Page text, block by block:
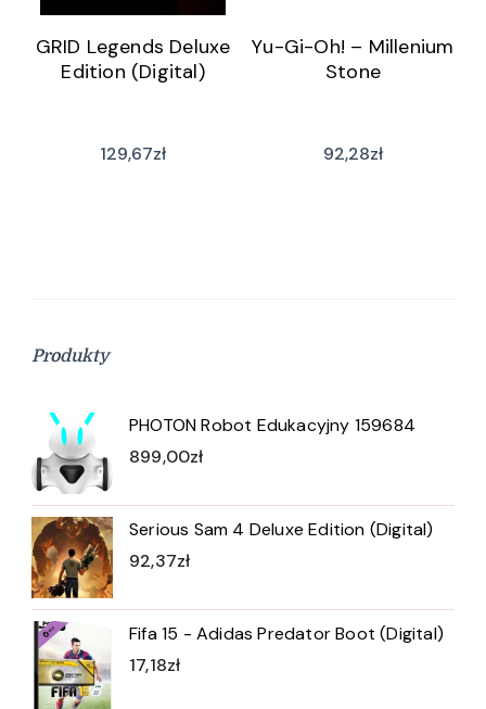
GRID Legends Deluxe
Edition (Digital)
129,67zł
Yu-Gi-Oh! – Millenium
Stone
92,28zł
Produkty
PHOTON Robot Edukacyjny 159684
899,00zł
Serious Sam 4 Deluxe Edition (Digital)
92,37zł
Fifa 15 - Adidas Predator Boot (Digital)
17,18zł